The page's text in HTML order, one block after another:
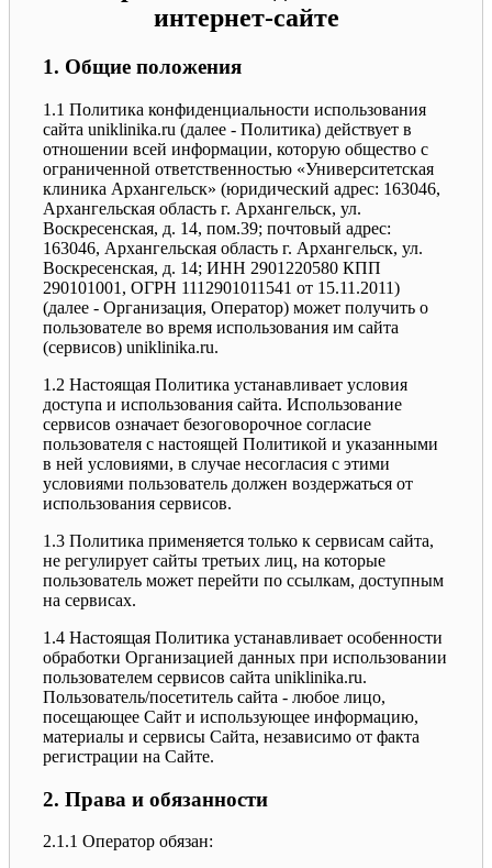
интернет-сайте
1. Общие положения
1.1 Политика конфиденциальности использования
сайта uniklinika.ru (далее - Политика) действует в
отношении всей информации, которую общество с
ограниченной ответственностью «Университетская
клиника Архангельск» (юридический адрес: 163046,
Архангельская область г. Архангельск, ул.
Воскресенская, д. 14, пом.39; почтовый адрес:
163046, Архангельская область г. Архангельск, ул.
Воскресенская, д. 14; ИНН 2901220580 КПП
290101001, ОГРН 1112901011541 от 15.11.2011)
(далее - Организация, Оператор) может получить о
пользователе во время использования им сайта
(сервисов) uniklinika.ru.
1.2 Настоящая Политика устанавливает условия
доступа и использования сайта. Использование
сервисов означает безоговорочное согласие
пользователя с настоящей Политикой и указанными
в ней условиями, в случае несогласия с этими
условиями пользователь должен воздержаться от
использования сервисов.
1.3 Политика применяется только к сервисам сайта,
не регулирует сайты третьих лиц, на которые
пользователь может перейти по ссылкам, доступным
на сервисах.
1.4 Настоящая Политика устанавливает особенности
обработки Организацией данных при использовании
пользователем сервисов сайта uniklinika.ru.
Пользователь/посетитель сайта - любое лицо,
посещающее Сайт и использующее информацию,
материалы и сервисы Сайта, независимо от факта
регистрации на Сайте.
2. Права и обязанности
2.1.1 Оператор обязан: